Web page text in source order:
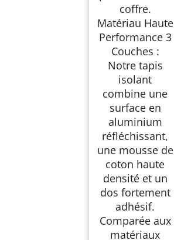
coffre.
Matériau Haute
Performance 3
Couches :
Notre tapis
isolant
combine une
surface en
aluminium
réfléchissant,
une mousse de
coton haute
densité et un
dos fortement
adhésif.
Comparée aux
matériaux